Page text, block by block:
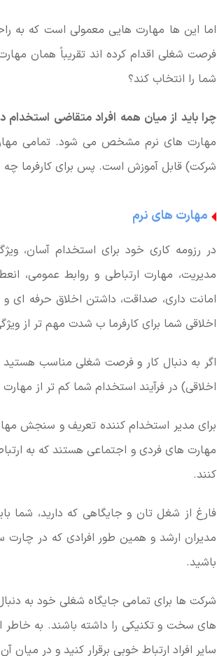
اما این ها مهارت هایی معمولی است که به
فرصت شغلی اقدام کرده اند تقریباً همان
شما را انتخاب کند؟
چرا باید از میان همه افراد متقاضی استخدام
مهارت های نرم مشخص می شود. تمامی
شرکت) قابل آموزش است. پس برای کارفرما چه
مهارت های نرم
در رزومه کاری خود برای استخدام آسان،
مدیریت، مهارت ارتباطی و روابط عمومی،
امانت داری، صداقت، داشتن اخلاق حرفه
اخلاقی شما برای کارفرما ب شدت مهم تر از
اگر به دنبال کار و فرصت شغلی مناسب
اخلاقی) در فرآیند استخدام شما کم تر از
برای مدیر استخدام کننده تعریف و سنجش
مهارت های فردی و اجتماعی هستند که به
کنند.
فارغ از شغل تان و جایگاهی که دارید، شما
مدیران ارشد و همین طور افرادی که در چارت
باشید.
شرکت ها برای تمامی جایگاه شغلی خود به
های سخت و تکنیکی را داشته باشند. به خاطر
سایر افراد ارتباط خوبی برقرار کنید و در